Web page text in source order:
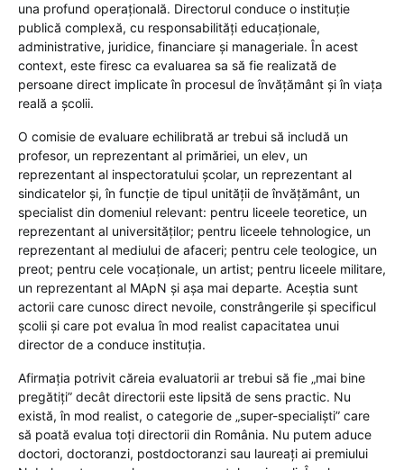
una profund operațională. Directorul conduce o instituție
publică complexă, cu responsabilități educaționale,
administrative, juridice, financiare și manageriale. În acest
context, este firesc ca evaluarea sa să fie realizată de
persoane direct implicate în procesul de învățământ și în viața
reală a școlii.
O comisie de evaluare echilibrată ar trebui să includă un
profesor, un reprezentant al primăriei, un elev, un
reprezentant al inspectoratului școlar, un reprezentant al
sindicatelor și, în funcție de tipul unității de învățământ, un
specialist din domeniul relevant: pentru liceele teoretice, un
reprezentant al universităților; pentru liceele tehnologice, un
reprezentant al mediului de afaceri; pentru cele teologice, un
preot; pentru cele vocaționale, un artist; pentru liceele militare,
un reprezentant al MApN și așa mai departe. Aceștia sunt
actorii care cunosc direct nevoile, constrângerile și specificul
școlii și care pot evalua în mod realist capacitatea unui
director de a conduce instituția.
Afirmația potrivit căreia evaluatorii ar trebui să fie „mai bine
pregătiți” decât directorii este lipsită de sens practic. Nu
există, în mod realist, o categorie de „super-specialiști” care
să poată evalua toți directorii din România. Nu putem aduce
doctori, doctoranzi, postdoctoranzi sau laureați ai premiului